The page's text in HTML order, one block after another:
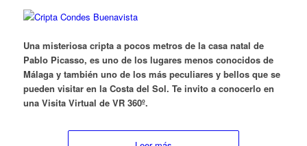
Una misteriosa cripta a pocos metros de la casa natal de
Pablo Picasso, es uno de los lugares menos conocidos de
Málaga y también uno de los más peculiares y bellos que se
pueden visitar en la Costa del Sol. Te invito a conocerlo en
una Visita Virtual de VR 360º.